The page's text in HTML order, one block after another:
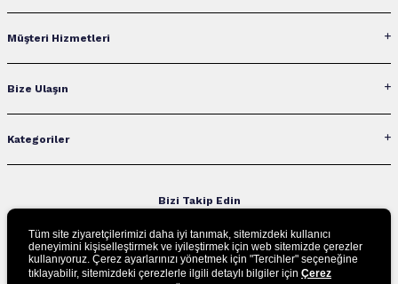
Müşteri Hizmetleri
Bize Ulaşın
Kategoriler
Bizi Takip Edin
UYGULAMAMIZI İNDİRİN
Tüm site ziyaretçilerimizi daha iyi tanımak, sitemizdeki kullanıcı
deneyimini kişiselleştirmek ve iyileştirmek için web sitemizde çerezler
kullanıyoruz. Çerez ayarlarınızı yönetmek için "Tercihler" seçeneğine
tıklayabilir, sitemizdeki çerezlerle ilgili detaylı bilgiler için Çerez